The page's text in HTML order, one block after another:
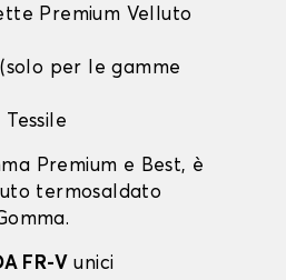
Premium Velluto
per le gamme
Premium e Best, è
termosaldato
FR-V unici